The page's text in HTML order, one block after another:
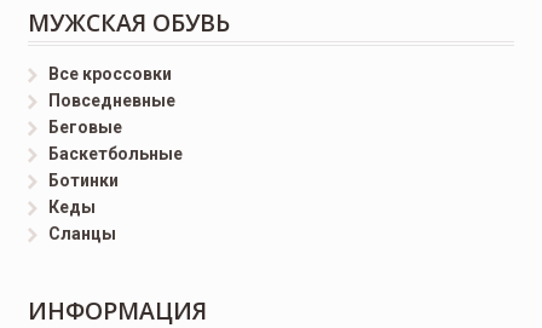
МУЖСКАЯ ОБУВЬ
Все кроссовки
Повседневные
Беговые
Баскетбольные
Ботинки
Кеды
Сланцы
ИНФОРМАЦИЯ